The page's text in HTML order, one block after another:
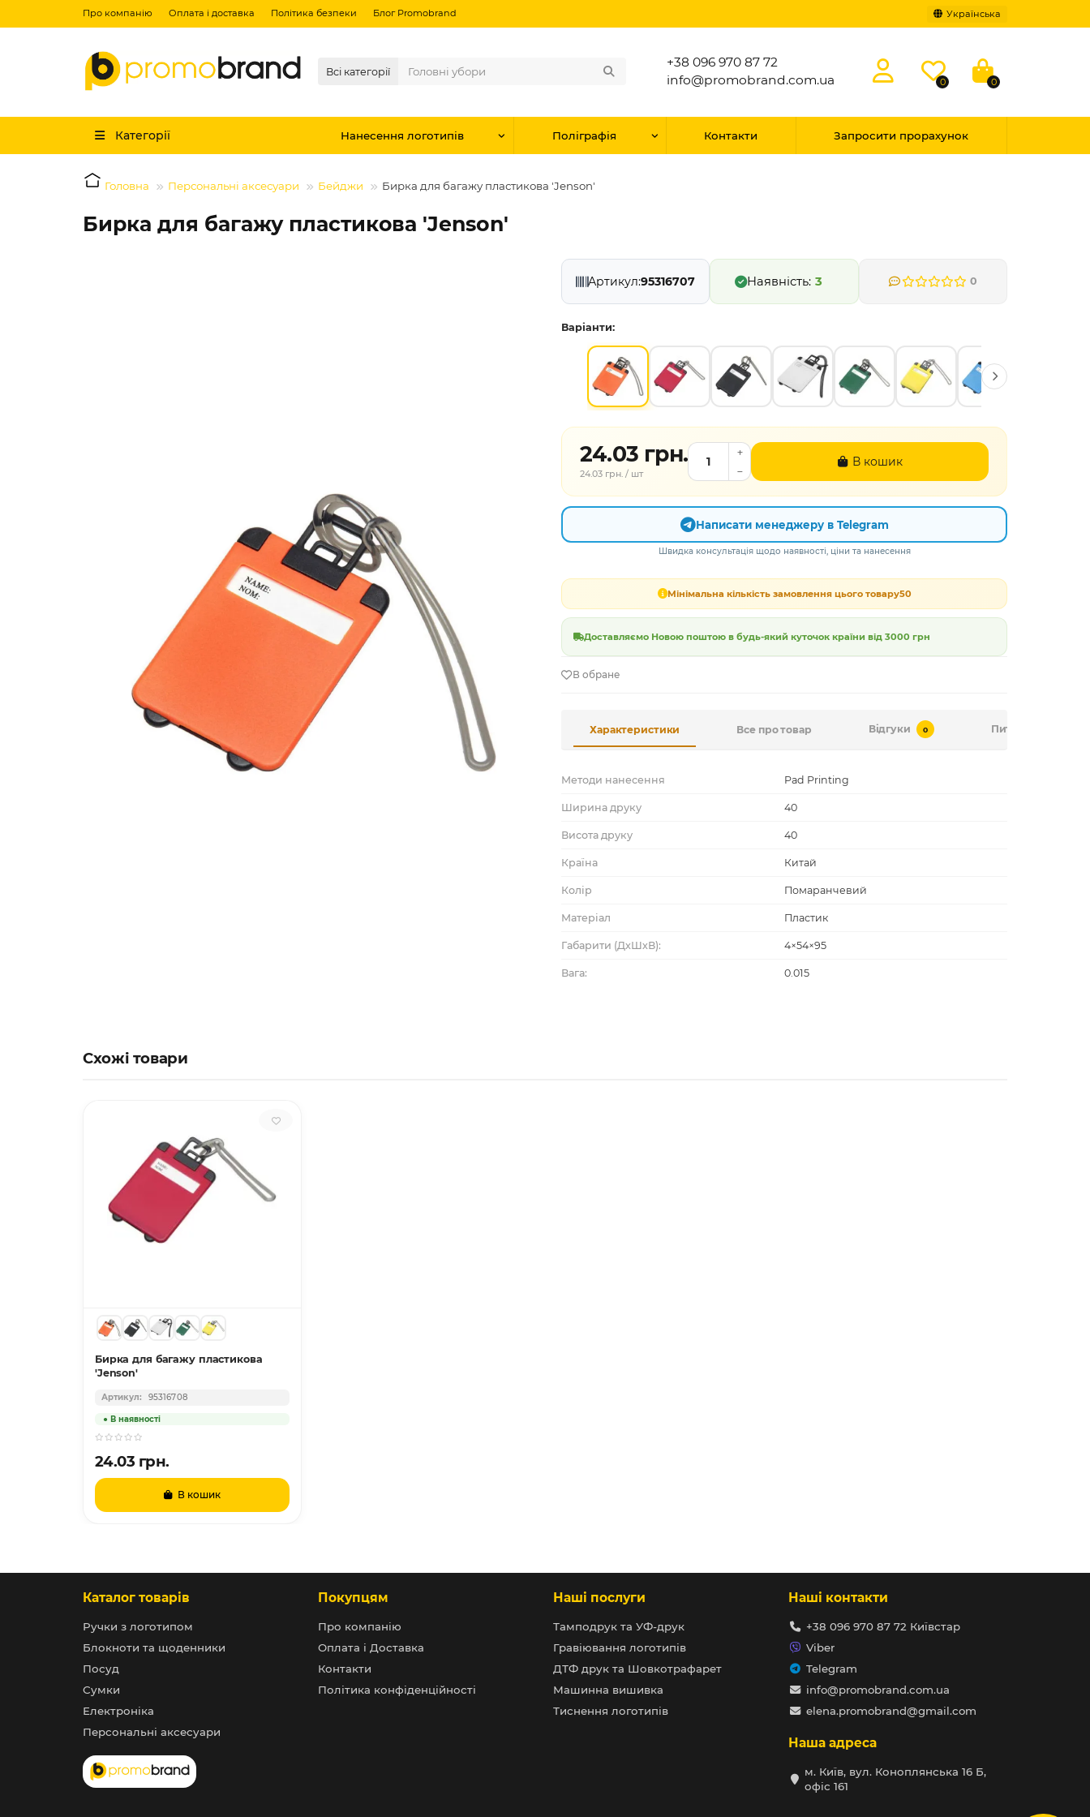
Про компанію Оплата і доставка Політика безпеки Блог Promobrand Українська
Всі категорії
+38 096 970 87 72
info@promobrand.com.ua
0 0
Категорії Нанесення логотипів Поліграфія Контакти Запросити прорахунок
Головна Персональні аксесуари Бейджи Бирка для багажу пластикова 'Jenson'
Бирка для багажу пластикова 'Jenson'
Артикул:95316707 3 0
Варіанти:
24.03 грн.
24.03 грн. / шт
В кошик
Написати менеджеру в Telegram
Швидка консультація щодо наявності, ціни та нанесення
Мінімальна кількість замовлення цього товару50
Доставляємо Новою поштою в будь-який куточок країни від 3000 грн
В обране
Характеристики Все про товар Відгуки 0 Питання-
Методи нанесення Pad Printing
Ширина друку 40
Висота друку 40
Країна Китай
Колір Помаранчевий
Матеріал Пластик
Габарити (ДхШхВ): 4×54×95
Вага: 0.015
Схожі товари
Бирка для багажу пластикова
'Jenson'
95316708
24.03 грн.
В кошик
Каталог товарів
Ручки з логотипом
Блокноти та щоденники
Посуд
Сумки
Електроніка
Персональні аксесуари
Покупцям
Про компанію
Оплата і Доставка
Контакти
Політика конфіденційності
Наші послуги
Тамподрук та УФ-друк
Гравіювання логотипів
ДТФ друк та Шовкотрафарет
Машинна вишивка
Тиснення логотипів
Наші контакти
+38 096 970 87 72 Київстар
Viber
Telegram
info@promobrand.com.ua
elena.promobrand@gmail.com
Наша адреса
м. Київ, вул. Коноплянська 16 Б,
офіс 161